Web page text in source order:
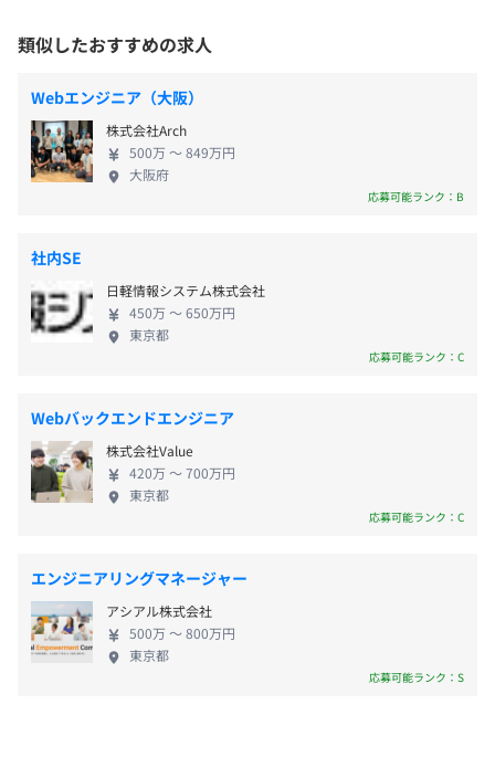
160名中、150名が開発本部所属のエンジニア集団です。
1チーム5名です。
リーダー1名、サブリーダー1名、メンバー3名の構成で
ートナーの人数が増えていきます。
ビジネスパートナーも含めると最大チーム規模は30名で
す。
受動喫煙防止措置に関する事項
対策内容：敷地内禁煙（喫煙場所あり）
《年間休日：125日》
・完全週休2日（土・日）
・祝祭日
・夏季休暇（2日)
・慶弔休暇（結婚休暇、弔服休暇、出産休暇）
・産前産後休暇、育児休暇、介護休暇
・家族手当：補足事項なし
・住宅手当：補足事項なし
・社会保険：補足事項なし
・退職金制度：勤務3年以上
・資格手当
・自己啓発手当 など
多く、安定した経営基盤があります。企画提案から設
計、開発、テスト、導入、運用・保守まで、トータ
ルでサービスを提供するその技術力を評価いただ
き、5割程度がプライムで案件となっています。 また
当社は、東京証券取引所 第一部に上場のSHIFTグル
ープです。5年連続増収増益の成長企業で安定した就
労環境でご活躍いただけます。 【東京本社／事業内
ンピタンスの強化、経営の効率化のために、社内に
情報部門を持たない企業の業務改善や経営革新にお
役立て頂けるサービスを提供します。 お客さまの
個々の状態にあわせてあるべき姿を定め、最適なシ
ステムをフルオーダーメイドでつくりあげていきま
務用アプリケーション開発に加え、現在のシステム
の問題を明らかにするための現状分析、ネットワー
ク、DB・システムの技術面からの支援もおこないま
す。 ◾️ASP、PP事業 トレジャーキャリア
（TreasureCareer）社内公募運用システムやヒュー
ドサービスを作成します。 また、他社の開発したシ
ステムやプロダクトの導入支援サービスもおこない
ます。 【働く環境】 〜お客様の満足と社員の幸せを
両立する〜 ヒューマンシステムは、平成20年度東京
類似したおすすめの求人
Webエンジニア（大阪）
株式会社Arch
500万 〜 849万円
大阪府
応募可能ランク：B
社内SE
日軽情報システム株式会社
450万 〜 650万円
東京都
応募可能ランク：C
Webバックエンドエンジニア
株式会社Value
420万 〜 700万円
東京都
応募可能ランク：C
エンジニアリングマネージャー
アシアル株式会社
500万 〜 800万円
東京都
応募可能ランク：S